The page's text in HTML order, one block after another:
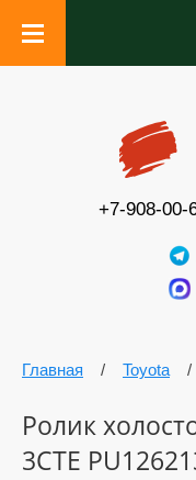
+7-908-00-
Главная / Toyota
Ролик
3CTE